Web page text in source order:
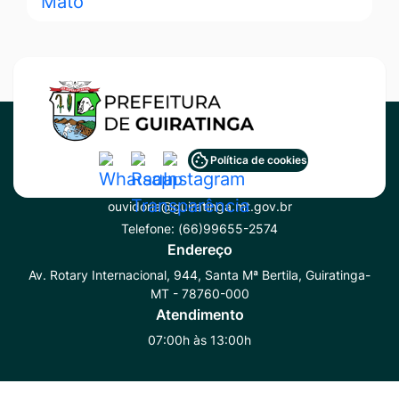
Acessar
a
Rede
Whatsapp
Acessar
a
Rede
Social
Radar
Transparência
Acessar
a
Rede
Social
Instagram
Política de cookies
Contato
ouvidoria@guiratinga.mt.gov.br
Telefone: (66)99655-2574
Endereço
Av. Rotary Internacional, 944, Santa Mª Bertila, Guiratinga-
MT - 78760-000
Atendimento
07:00h às 13:00h